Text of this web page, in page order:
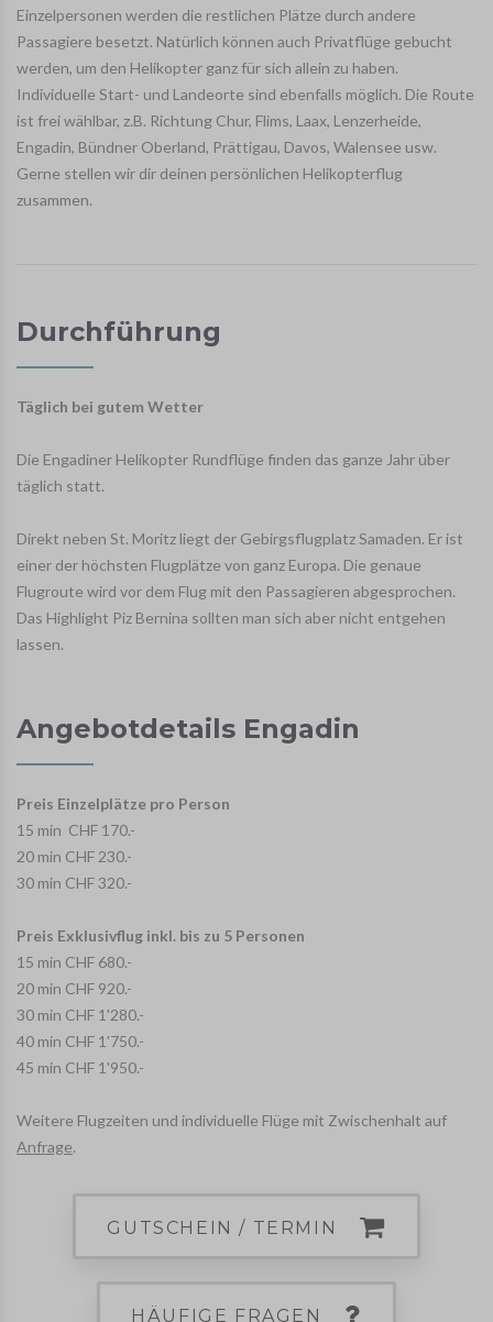
Einzelpersonen werden die restlichen Plätze durch andere
Passagiere besetzt. Natürlich können auch Privatflüge gebucht
werden, um den Helikopter ganz für sich allein zu haben.
Individuelle Start- und Landeorte sind ebenfalls möglich. Die Route
ist frei wählbar, z.B. Richtung Chur, Flims, Laax, Lenzerheide,
Engadin, Bündner Oberland, Prättigau, Davos, Walensee usw.
Gerne stellen wir dir deinen persönlichen Helikopterflug
zusammen.
Durchführung
Täglich bei gutem Wetter
Die Engadiner Helikopter Rundflüge finden das ganze Jahr über
täglich statt.
Direkt neben St. Moritz liegt der Gebirgsflugplatz Samaden. Er ist
einer der höchsten Flugplätze von ganz Europa. Die genaue
Flugroute wird vor dem Flug mit den Passagieren abgesprochen.
Das Highlight Piz Bernina sollten man sich aber nicht entgehen
lassen.
Angebotdetails Engadin
Preis Einzelplätze pro Person
15 min CHF 170.-
20 min CHF 230.-
30 min CHF 320.-
Preis Exklusivflug inkl. bis zu 5 Personen
15 min CHF 680.-
20 min CHF 920.-
30 min CHF 1'280.-
40 min CHF 1'750.-
45 min CHF 1'950.-
Weitere Flugzeiten und individuelle Flüge mit Zwischenhalt auf
Anfrage.
GUTSCHEIN / TERMIN
HÄUFIGE FRAGEN